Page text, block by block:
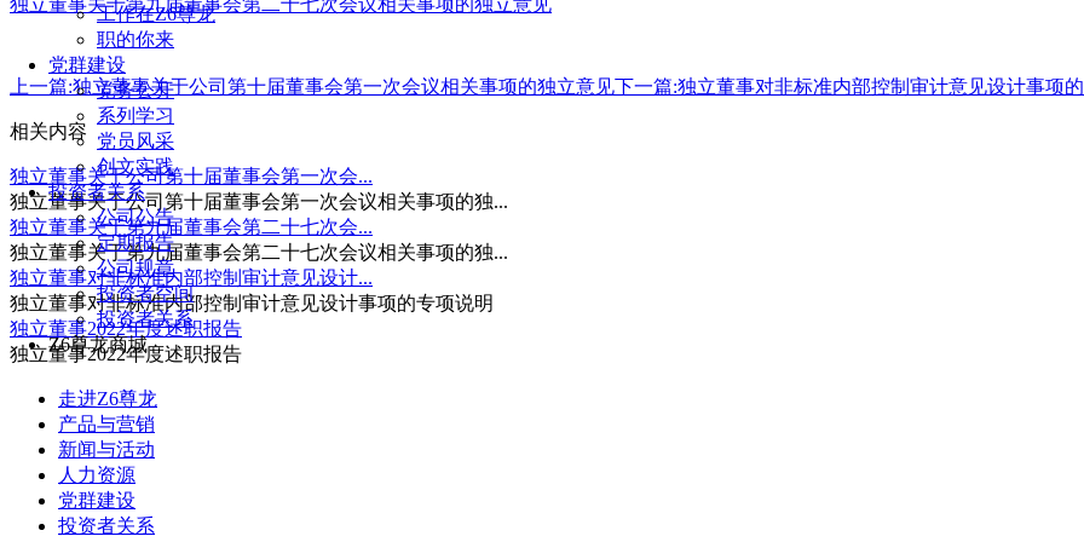
工作在Z6尊龙
职的你来
党群建设
党务公开
系列学习
党员风采
创文实践
投资者关系
公司公告
定期报告
公司规章
投资者空间
投资者关系
Z6尊龙商城
独立董事关于第九届董事会第二十七次会议相关事项的独立意见
上一篇:独立董事关于公司第十届董事会第一次会议相关事项的独立意见下一篇:独立董事对非标准内部控制审计意见设计事项
相关内容
独立董事关于公司第十届董事会第一次会...
独立董事关于公司第十届董事会第一次会议相关事项的独...
独立董事关于第九届董事会第二十七次会...
独立董事关于第九届董事会第二十七次会议相关事项的独...
独立董事对非标准内部控制审计意见设计...
独立董事对非标准内部控制审计意见设计事项的专项说明
独立董事2022年度述职报告
独立董事2022年度述职报告
走进Z6尊龙
产品与营销
新闻与活动
人力资源
党群建设
投资者关系